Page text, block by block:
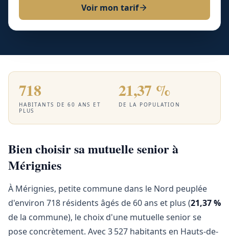
Voir mon tarif
718
HABITANTS DE 60 ANS ET
PLUS
21,37 %
DE LA POPULATION
Bien choisir sa mutuelle senior à
Mérignies
À Mérignies, petite commune dans le Nord peuplée
d'environ 718 résidents âgés de 60 ans et plus (21,37 %
de la commune), le choix d'une mutuelle senior se
pose concrètement. Avec 3 527 habitants en Hauts-de-